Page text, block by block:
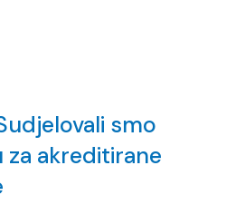
smo
za akreditirane